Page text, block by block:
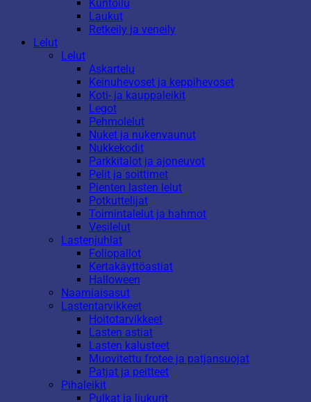
Kuntoilu
Laukut
Retkeily ja veneily
Lelut
Lelut
Askartelu
Keinuhevoset ja keppihevoset
Koti- ja kauppaleikit
Legot
Pehmolelut
Nuket ja nukenvaunut
Nukkekodit
Parkkitalot ja ajoneuvot
Pelit ja soittimet
Pienten lasten lelut
Potkuttelijat
Toimintalelut ja hahmot
Vesilelut
Lastenjuhlat
Foliopallot
Kertakäyttöastiat
Halloween
Naamiaisasut
Lastentarvikkeet
Hoitotarvikkeet
Lasten astiat
Lasten kalusteet
Muovitettu frotee ja patjansuojat
Patjat ja peitteet
Pihaleikit
Pulkat ja liukurit